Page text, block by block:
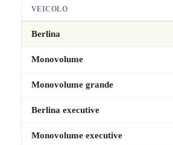
VEICOLO
Berlina
Monovolume
Monovolume grande
Berlina executive
Monovolume executive